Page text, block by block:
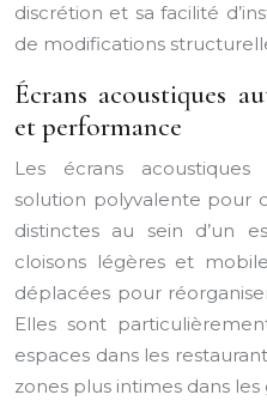
discrétion et sa facilité
de modifications
Écrans acoustiques
et performance
Les écrans
solution polyvalente pour
distinctes au sein d’un
cloisons légères et
déplacées pour
Elles sont
espaces dans les
zones plus intimes dans les